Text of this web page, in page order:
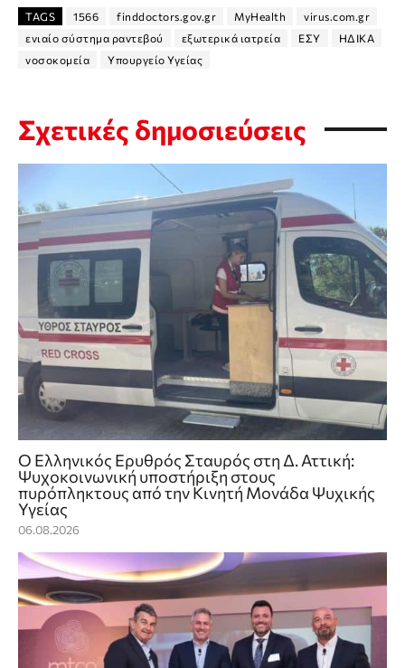
TAGS 1566 finddoctors.gov.gr MyHealth
virus.com.gr
ενιαίο σύστημα ραντεβού
εξωτερικά ιατρεία ΕΣΥ
ΗΔΙΚΑ
νοσοκομεία
Υπουργείο Υγείας
Σχετικές δημοσιεύσεις
Ο Ελληνικός Ερυθρός Σταυρός στη Δ. Αττική:
Ψυχοκοινωνική υποστήριξη στους
πυρόπληκτους από την Κινητή Μονάδα Ψυχικής
Υγείας
06.08.2026